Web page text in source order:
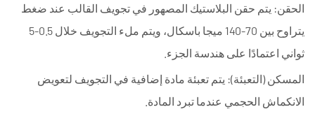
المكونات
الرئيسية
لآلة
الحقن
2.1
الحقن: يتم حقن البلاستيك المصهور في تجويف القالب عند ضغط
يتراوح بين 70-140 ميجا باسكال، ويتم ملء التجويف خلال 0.5-5
ثواني اعتمادًا على هندسة الجزء.
المسكن (التعبئة): يتم تعبئة مادة إضافية في التجويف لتعويض
الانكماش الحجمي عندما تبرد المادة.